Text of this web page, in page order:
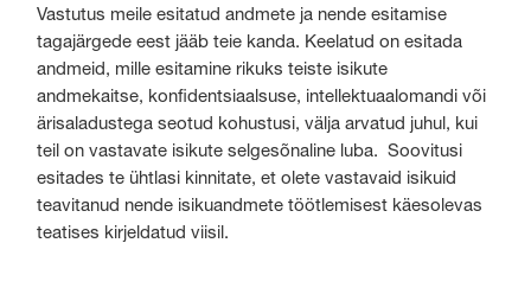
Vastutus meile esitatud andmete ja nende esitamise
tagajärgede eest jääb teie kanda. Keelatud on esitada
andmeid, mille esitamine rikuks teiste isikute
andmekaitse, konfidentsiaalsuse, intellektuaalomandi või
ärisaladustega seotud kohustusi, välja arvatud juhul, kui
teil on vastavate isikute selgesõnaline luba. Soovitusi
esitades te ühtlasi kinnitate, et olete vastavaid isikuid
teavitanud nende isikuandmete töötlemisest käesolevas
teatises kirjeldatud viisil.